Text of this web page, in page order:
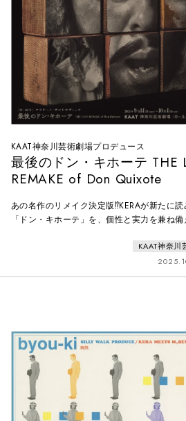
KAAT神奈川芸術劇場プロデュース
最後のドン・キホーテ THE
REMAKE of Don Quixote
あの名作のリメイク決定版⁉KERAが新たに読
「ドン・キホーテ」を、個性と実力を兼ね備
KAAT神奈川